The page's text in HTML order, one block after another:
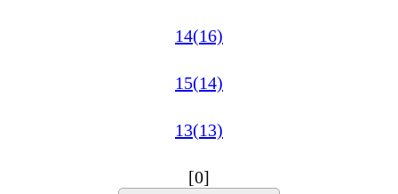
14(16)
15(14)
13(13)
[0]